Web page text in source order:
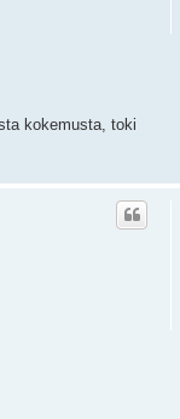
kokemusta, toki